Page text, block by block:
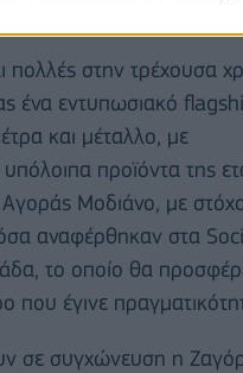
πολλές στην τρέχουσα
ένα εντυπωσιακό
και μέταλλο, με
προϊόντα της
Μοδιάνο, με
όσα αναφέρθηκαν στα
το οποίο θα
που έγινε
σε συγχώνευση η